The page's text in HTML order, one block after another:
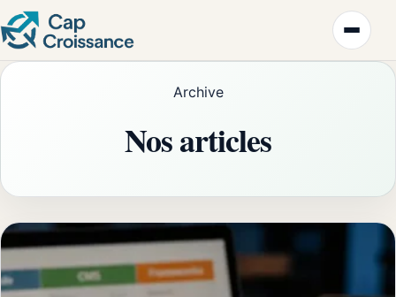
Archive
Nos articles